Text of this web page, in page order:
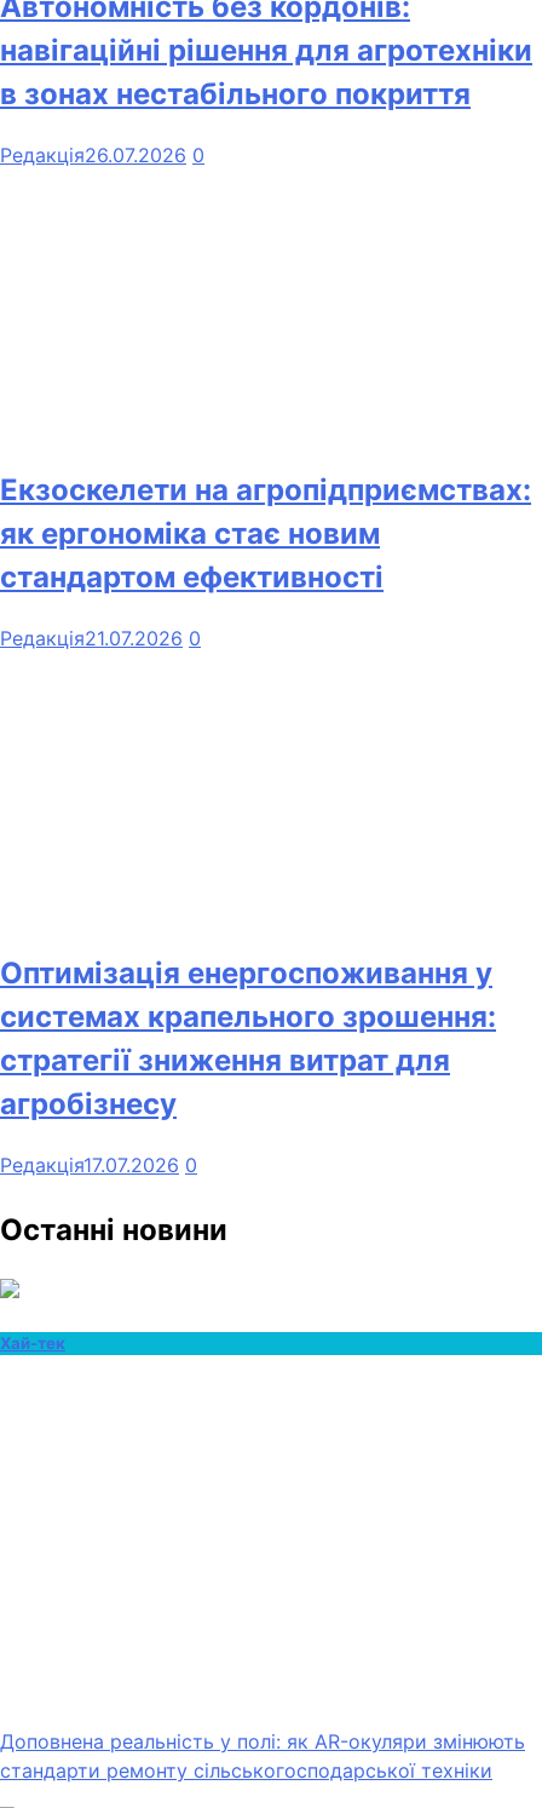
навігаційні рішення для агротехніки
в зонах нестабільного покриття
Редакція26.07.2026 0
Екзоскелети на агропідприємствах:
як ергономіка стає новим
стандартом ефективності
Редакція21.07.2026 0
Оптимізація енергоспоживання у
системах крапельного зрошення:
стратегії зниження витрат для
агробізнесу
Редакція17.07.2026 0
Останні новини
Хай-тек
Доповнена реальність у полі: як AR-окуляри змінюють
стандарти ремонту сільськогосподарської техніки